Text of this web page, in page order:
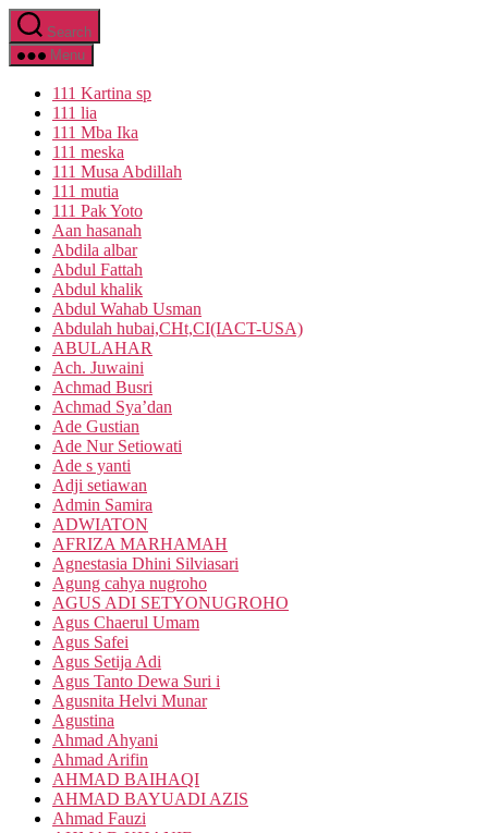
Skip
to
the
Search
Menu
111 Kartina sp
111 lia
111 Mba Ika
111 meska
111 Musa Abdillah
111 mutia
111 Pak Yoto
Aan hasanah
Abdila albar
Abdul Fattah
Abdul khalik
Abdul Wahab Usman
Abdulah hubai,CHt,CI(IACT-USA)
ABULAHAR
Ach. Juwaini
Achmad Busri
Achmad Sya’dan
Ade Gustian
Ade Nur Setiowati
Ade s yanti
Adji setiawan
Admin Samira
ADWIATON
AFRIZA MARHAMAH
Agnestasia Dhini Silviasari
Agung cahya nugroho
AGUS ADI SETYONUGROHO
Agus Chaerul Umam
Agus Safei
Agus Setija Adi
Agus Tanto Dewa Suri i
Agusnita Helvi Munar
Agustina
Ahmad Ahyani
Ahmad Arifin
AHMAD BAIHAQI
AHMAD BAYUADI AZIS
Ahmad Fauzi